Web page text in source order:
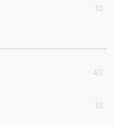
13
43
13